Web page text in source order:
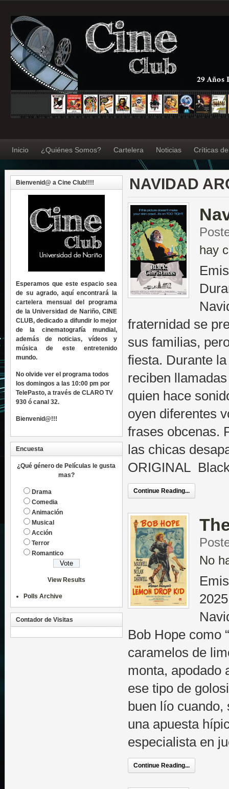
Inicio ¿Quiénes Somos? Cartelera Noticias Críticas
NAVIDAD
hay
fraternidad se
sus familias,
fiesta. Durante
reciben
quien hace
oyen diferentes
frases obcenas.
las chicas
ORIGINAL
Continue Reading...
No
Bob Hope como
caramelos de
monta, apodado
ese tipo de
buen lío
una apuesta
especialista en
Continue Reading...
Bienvenid@ a Cine Club!!!!
Esperamos que este espacio sea
de su agrado, aquí encontrará la
cartelera mensual del programa
de la Universidad de Nariño, CINE
CLUB, dedicado a difundir lo mejor
de la cinematografía mundial,
además de noticias, vídeos y
música de este entretenido
mundo.
No olvide ver el programa todos
los domingos a las 10:00 pm por
TelePasto, a través de CLARO TV
930 ó canal 32.
Bienvenid@!!!
Encuesta
¿Qué género de Películas le gusta
mas?
Drama
Comedia
Animación
Musical
Acción
Terror
Romantico
View Results
Polls Archive
Contador de Visitas